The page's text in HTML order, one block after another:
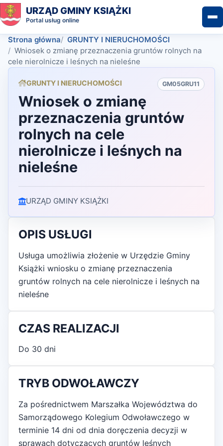
URZĄD GMINY KSIĄŻKI
Portal usług online
Strona główna
GRUNTY I NIERUCHOMOŚCI
Wniosek o zmianę przeznaczenia gruntów rolnych na
cele nierolnicze i leśnych na nieleśne
GRUNTY I NIERUCHOMOŚCI GM05GRU11
Wniosek o zmianę
przeznaczenia gruntów
rolnych na cele
nierolnicze i leśnych na
nieleśne
URZĄD GMINY KSIĄŻKI
OPIS USŁUGI
Usługa umożliwia złożenie w Urzędzie Gminy
Książki wniosku o zmianę przeznaczenia
gruntów rolnych na cele nierolnicze i leśnych na
nieleśne
CZAS REALIZACJI
Do 30 dni
TRYB ODWOŁAWCZY
Za pośrednictwem Marszałka Województwa do
Samorządowego Kolegium Odwoławczego w
terminie 14 dni od dnia doręczenia decyzji w
sprawach dotyczących gruntów leśnych